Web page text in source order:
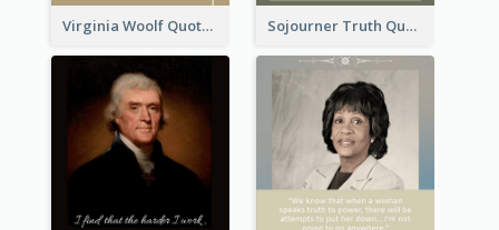
Virginia Woolf Quote Sojourner Truth Quote